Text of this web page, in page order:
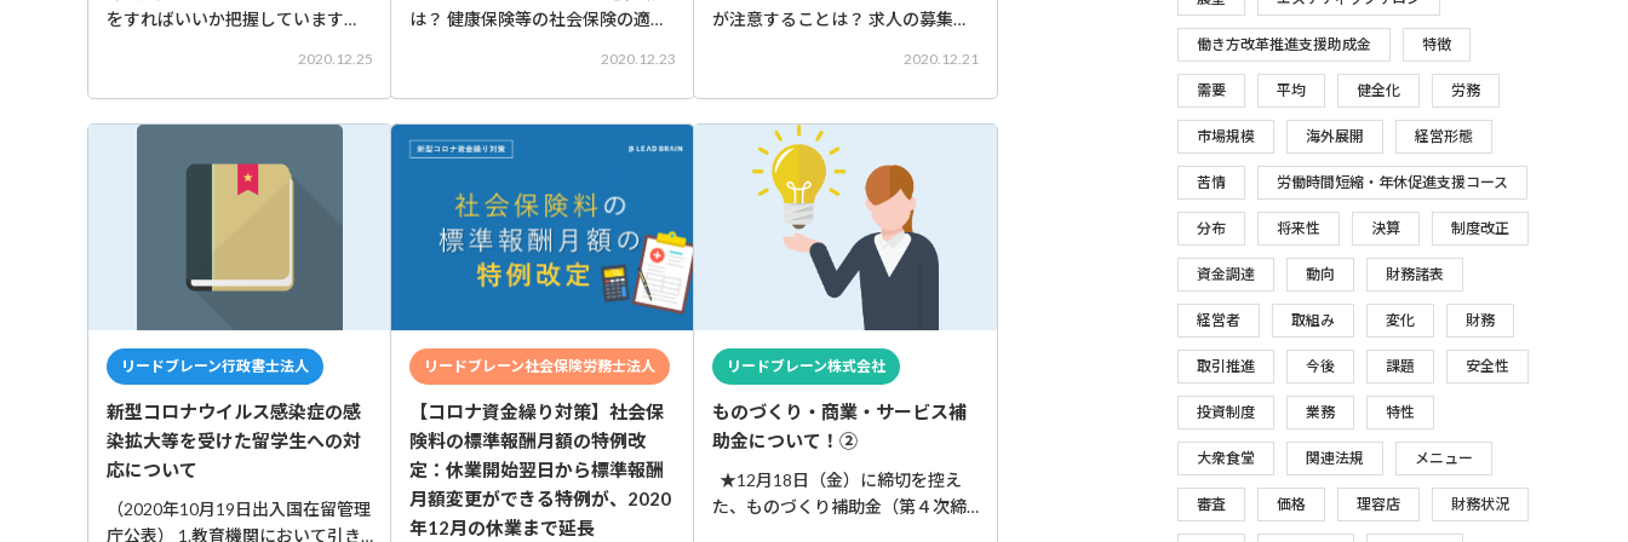
をすればいいか把握しています
ないかもしれませんが、起きた時
には迅速に適切な対応をする必要
2020.12.25
は？ 健康保険等の社会保険の適用
ため、健康保険、厚生年金保険の
適用事業所で外国人を雇用する場
合は、これらの制度の加入者とな
2020.12.23
が注意することは？ 求人の募集の
う求人を出すことはできません。
国籍を条件とするのではなく、ス
キルや能力を条件として求人を出
してくだ
2020.12.21
リードブレーン行政書士法人
新型コロナウイルス感染症の感
染拡大等を受けた留学生への対
応について
（2020年10月19日出入国在留管理
庁公表） 1.教育機関において引き
リードブレーン社会保険労務士法人
【コロナ資金繰り対策】社会保
険料の標準報酬月額の特例改
定：休業開始翌日から標準報酬
月額変更ができる特例が、2020
年12月の休業まで延長
リードブレーン株式会社
ものづくり・商業・サービス補
助金について！②
★12月18日（金）に締切を控え
た、ものづくり補助金（第４次締
働き方改革推進支援助成金 特徴
需要 平均 健全化 労務
市場規模 海外展開 経営形態
苦情 労働時間短縮・年休促進支援コース
分布 将来性 決算 制度改正
資金調達 動向 財務諸表
経営者 取組み 変化 財務
取引推進 今後 課題 安全性
投資制度 業務 特性
大衆食堂 関連法規 メニュー
審査 価格 理容店 財務状況